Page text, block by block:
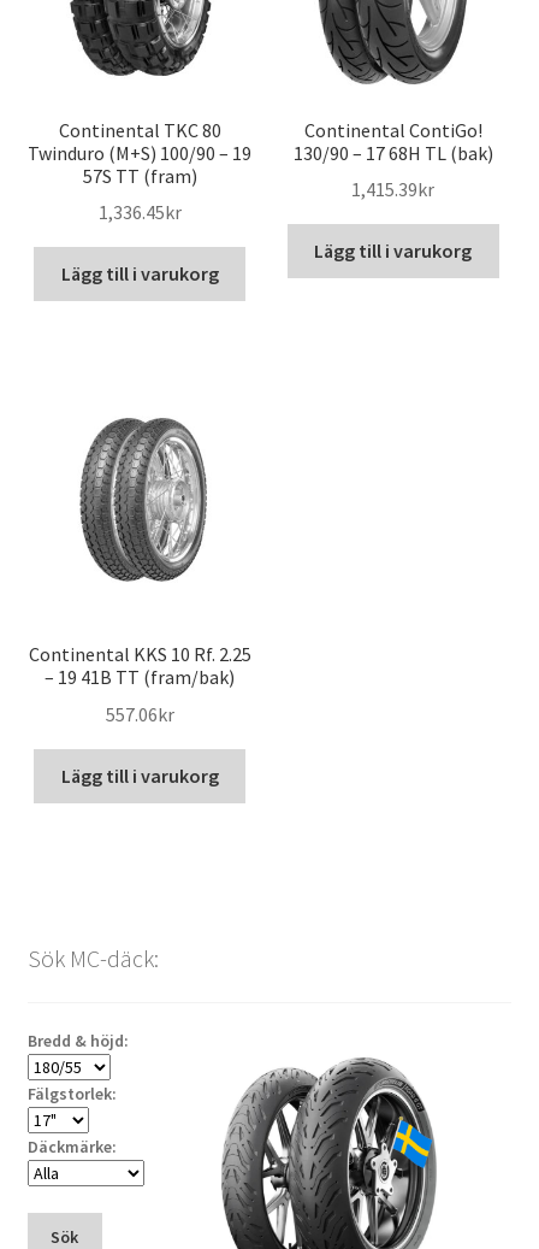
Continental TKC 80
Twinduro (M+S) 100/90 – 19
57S TT (fram)
1,336.45kr
Lägg till i varukorg
Continental ContiGo!
130/90 – 17 68H TL (bak)
1,415.39kr
Lägg till i varukorg
Continental KKS 10 Rf. 2.25
– 19 41B TT (fram/bak)
557.06kr
Lägg till i varukorg
Sök MC-däck:
Bredd & höjd:
Fälgstorlek:
Däckmärke:
Sök